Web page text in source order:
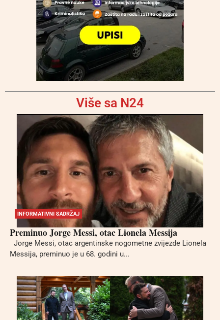
Više sa N24
INFORMATIVNI SADRŽAJ
Preminuo Jorge Messi, otac Lionela Messija
Jorge Messi, otac argentinske nogometne zvijezde Lionela
Messija, preminuo je u 68. godini u...